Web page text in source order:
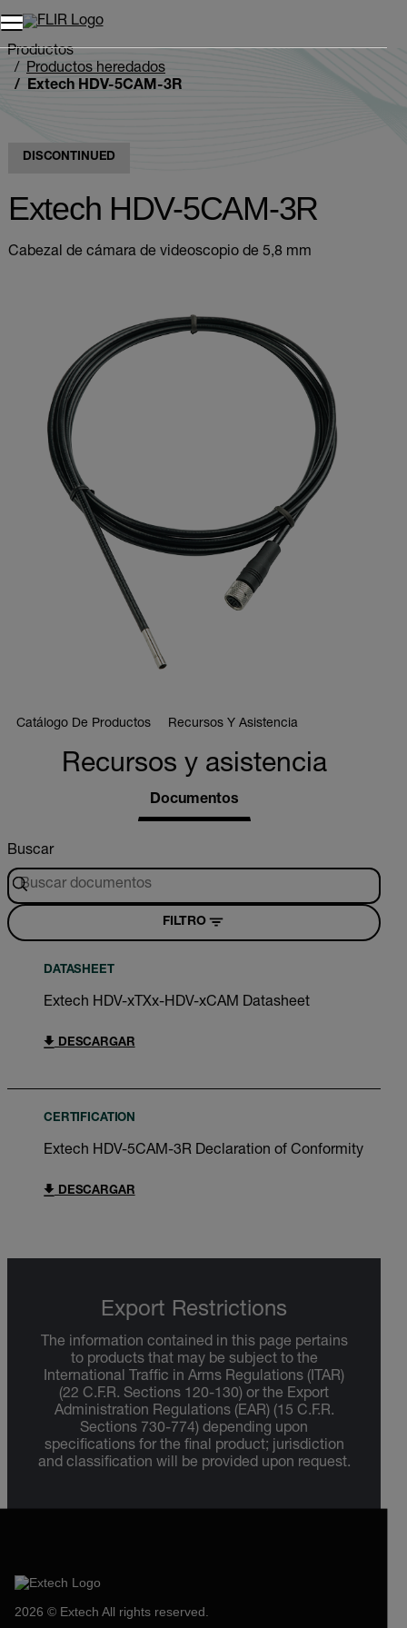
Unread messages
Modelo
Eliminar
artículos
artículo
Añadir al carro
Añadido al carro
Productos
Productos heredados
Extech HDV-5CAM-3R
DISCONTINUED
Extech HDV-5CAM-3R
Cabezal de cámara de videoscopio de 5,8 mm
Catálogo De Productos Recursos Y Asistencia
Recursos y asistencia
Documentos
Buscar
FILTRO
DATASHEET
Extech HDV-xTXx-HDV-xCAM Datasheet
DESCARGAR
CERTIFICATION
Extech HDV-5CAM-3R Declaration of Conformity
DESCARGAR
Export Restrictions
The information contained in this page pertains
to products that may be subject to the
International Traffic in Arms Regulations (ITAR)
(22 C.F.R. Sections 120-130) or the Export
Administration Regulations (EAR) (15 C.F.R.
Sections 730-774) depending upon
specifications for the final product; jurisdiction
and classification will be provided upon request.
2026 © Extech All rights reserved.